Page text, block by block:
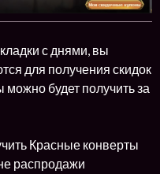
с днями, вы
для получения скидок
будет получить за
Красные конверты
распродажи